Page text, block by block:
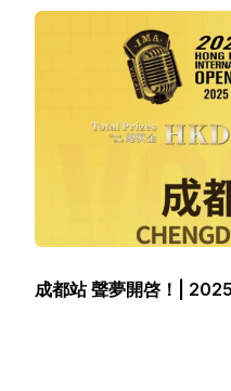
成都站 聲夢開啓！|